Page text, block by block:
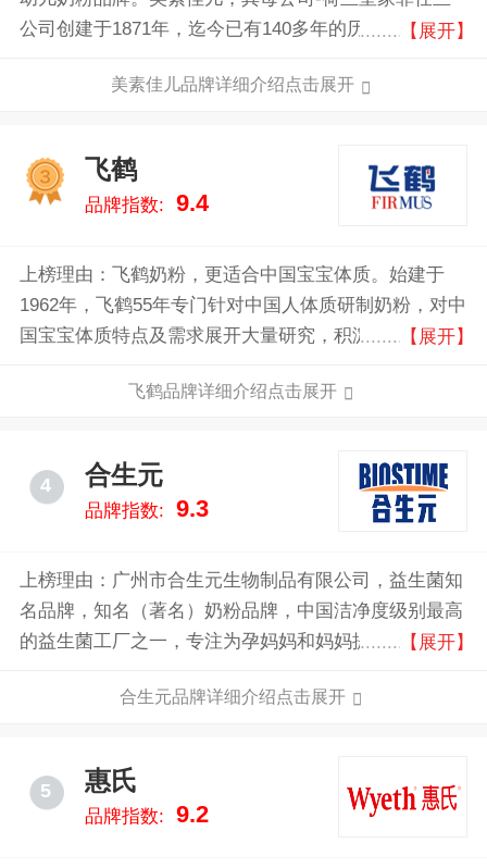
公司创建于1871年，迄今已有140多年的历史，是合作
誉。2004年，荷兰皇家菲仕兰公司被荷兰皇室授予“皇
自家牧场由欧洲超过20,000名左右会员农场主联合经
营，共同管理，严格保证了美素佳儿奶粉的稳定品质。
【展开】
美素佳儿品牌详细介绍点击展开
飞鹤
品牌指数: 9.4
上榜理由：飞鹤奶粉，更适合中国宝宝体质。始建于
1962年，飞鹤55年专门针对中国人体质研制奶粉，对中
国宝宝体质特点及需求展开大量研究，积淀多种提升奶
【展开】
飞鹤品牌详细介绍点击展开
4 合生元
品牌指数: 9.3
上榜理由：广州市合生元生物制品有限公司，益生菌知
名品牌，知名（著名）奶粉品牌，中国洁净度级别最高
的益生菌工厂之一，专注为孕妈妈和妈妈提供育儿营养
【展开】
合生元品牌详细介绍点击展开
5 惠氏
品牌指数: 9.2